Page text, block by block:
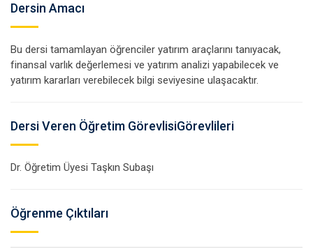
Dersin Amacı
Bu dersi tamamlayan öğrenciler yatırım araçlarını tanıyacak,
finansal varlık değerlemesi ve yatırım analizi yapabilecek ve
yatırım kararları verebilecek bilgi seviyesine ulaşacaktır.
Dersi Veren Öğretim GörevlisiGörevlileri
Dr. Öğretim Üyesi Taşkın Subaşı
Öğrenme Çıktıları